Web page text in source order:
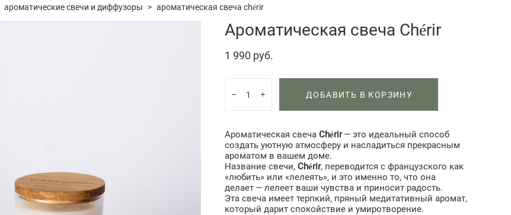
ароматические свечи и диффузоры > ароматическая свеча chérir
Ароматическая свеча Chérir
1 990 pуб.
ДОБАВИТЬ В КОРЗИНУ
Ароматическая свечаChérir— это идеальный способ
создать уютную атмосферу и насладиться прекрасным
ароматом в вашем доме.
Название свечи,Chérir, переводится с французского как
«любить» или «лелеять», и это именно то, что она
делает — лелеет ваши чувства и приносит радость.
Эта свеча имеет терпкий, пряный медитативный аромат,
который дарит спокойствие и умиротворение.